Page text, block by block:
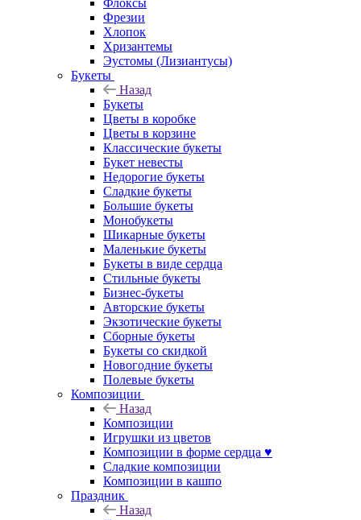
Флоксы
Фрезии
Хлопок
Хризантемы
Эустомы (Лизиантусы)
Букеты
Назад
Букеты
Цветы в коробке
Цветы в корзине
Классические букеты
Букет невесты
Недорогие букеты
Сладкие букеты
Большие букеты
Монобукеты
Шикарные букеты
Маленькие букеты
Букеты в виде сердца
Стильные букеты
Бизнес-букеты
Авторские букеты
Экзотические букеты
Сборные букеты
Букеты со скидкой
Новогодние букеты
Полевые букеты
Композиции
Назад
Композиции
Игрушки из цветов
Композиции в форме сердца ♥
Сладкие композиции
Композиции в кашпо
Праздник
Назад